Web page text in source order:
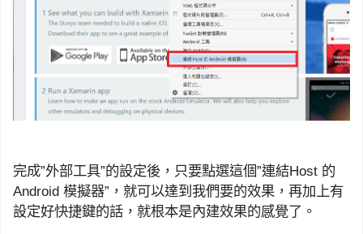
完成”外部工具”的設定後，只要點選這個”連結Host 的
Android 模擬器” ，就可以達到我們要的效果，再加上有
設定好快捷鍵的話，就根本是內建效果的感覺了。